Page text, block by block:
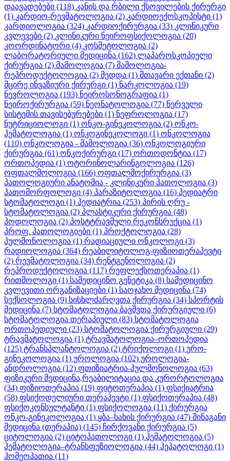
დაავადებები (118) კანის და რბილი ქსოვილების ქირურგი
(1) კარდიო-რევმატოლოგია (2) კარდიოექოსკოპისტი (1)
კარდიოლოგია (324) კარდიოქირურგია (33) კლინიკური
კვლევები (2) კლინიკური ნეიროფსიქოლოგია (20)
კოორდინატორი (4) კოსმეტოლოგია (2)
ლაბორატორიული მედიცინა (162) ლაპაროსკოპიული
ქირურგია (2) მამოლოგია (7) მამოლოგია-
რეპროდუქტოლოგია (2) მედდა (1) მთავარი ექთანი (2)
მცირე ინვაზიური ქირურგი (1) ნარკოლოგია (19)
ნევროლოგია (193) ნეიროსონოგრაფია (1)
ნეიროქირურგია (59) ნეონატოლოგია (77) ნერვული
სისტემის თავისებურებები (1) ნეფროლოგია (17)
ნუტრიციოლოგი (1) ონკო-გინეკოლოგია (2) ონკო-
ჰემატოლოგია (1) ონკოგინეკოლოგი (1) ონკოლოგია
(110) ონკოლოგია - მამოლოგია (36) ონკოლოგიური
ქირურგია (61) ონკოქირურგი (17) ორთოდონტია (17)
ორთოპედია (1) ოტორინოლარინგოლოგია (126)
ოფთალმოლოგია (166) ოფთალმოქირურგია (3)
პათოლოგიური ანატომია - კლინიკური პათოლოგია (3)
პათომორფოლოგი (4) პარაზიტოლოგია (16) პედიატრი
სტომატოლოგი (1) პედიატრია (253) პირის ღრუ -
სტომატოლოგია (2) პლასტიკური ქირურგია (48)
პოდოლოგია (2) პოსტტრავმული რეკონსრუქცია (1)
პროფ. პათოლოგიები (1) პროქტოლოგია (28)
პულმონოლოგია (1) რადიაციული ონკოლოგი (3)
რადიოლოგია (364) რეაბილიტოლოგ-ფიზიოთერაპევტი
(2) რევმატოლოგია (34) რენტგენოლოგია (2)
რეპროდუქტოლოგია (117) რეფლექსოთერაპია (1)
რითმოლოგი (1) სამედიცინო გენეტიკა (8) სამედიცინო
კვლევითი ორგანიზაციები (1) საოჯახო მედიცინა (74)
სექსოლოგია (9) სისხლძარღვთა ქირურგია (34) სპორტის
მედიცინა (7) სტომატოლოგია ბავშვთა ქირურგიული (6)
სტომატოლოგია თერაპიული (83) სტომატოლოგია
ორთოპედიული (23) სტომატოლოგია ქირურგიული (29)
ტრავმატოლოგია (1) ტრავმატოლოგია–ორთოპედია
(125) ტრანსპლანტოლოგია (2) ტრიქოლოგი (1) ურო-
გინეკოლოგია (1) უროლოგია (102) უროლოგია-
ანდროლოგია (12) ფთიზიატრია-პულმონოლოგია (63)
ფიზიკური მედიცინა,რეაბილიტაცია და კურორტოლოგია
(34) ფიზიოთერაპია (19) ფიტოთერაპია (1) ფსიქიატრია
(58) ფსიქოდელიური თერაპევტი (1) ფსიქოთერაპია (48)
ფსიქოკონსულტანტი (1) ფსიქოლოგია (11) ქირურგია
ონკო-გინეკოლოგია (1) ყბა–სახის ქირურგია (47) შინაგანი
მედიცინა (თერაპია) (145) ჩირქოვანი ქირურგია (5)
ციტოლოგია (2) ციტოპათოლოგი (1) ჰემატოლოგია (5)
ჰემატოლოგია–ტრანსფუზიოლოგია (44) ჰეპატოლოგი (1)
ჰომეოპათია (11)